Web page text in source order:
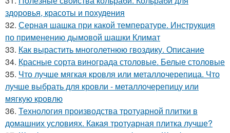
здоровья, красоты и похудения
32. Серная шашка при какой температуре. Инструкция
по применению дымовой шашки Климат
33. Как вырастить многолетнюю гвоздику. Описание
34. Красные сорта винограда столовые. Белые столовые
35. Что лучше мягкая кровля или металлочерепица. Что
лучше выбрать для кровли - металлочерепицу или
мягкую кровлю
36. Технология производства тротуарной плитки в
домашних условиях. Какая тротуарная плитка лучше?